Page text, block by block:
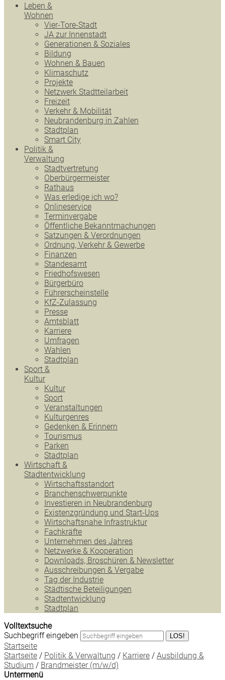
Leben &
Wohnen
Vier-Tore-Stadt
JA zur Innenstadt
Generationen & Soziales
Bildung
Wohnen & Bauen
Klimaschutz
Projekte
Netzwerk Stadtteilarbeit
Freizeit
Verkehr & Mobilität
Neubrandenburg in Zahlen
Stadtplan
Smart City
Politik &
Verwaltung
Stadtvertretung
Oberbürgermeister
Rathaus
Was erledige ich wo?
Onlineservice
Terminvergabe
Öffentliche Bekanntmachungen
Satzungen & Verordnungen
Ordnung, Verkehr & Gewerbe
Finanzen
Standesamt
Friedhofswesen
Bürgerbüro
Führerscheinstelle
KfZ-Zulassung
Presse
Amtsblatt
Karriere
Umfragen
Wahlen
Stadtplan
Sport &
Kultur
Kultur
Sport
Veranstaltungen
Kulturgenres
Gedenken & Erinnern
Tourismus
Parken
Stadtplan
Wirtschaft &
Stadtentwicklung
Wirtschaftsstandort
Branchenschwerpunkte
Investieren in Neubrandenburg
Existenzgründung und Start-Ups
Wirtschaftsnahe Infrastruktur
Fachkräfte
Unternehmen des Jahres
Netzwerke & Kooperation
Downloads, Broschüren & Newsletter
Ausschreibungen & Vergabe
Tag der Industrie
Städtische Beteiligungen
Stadtentwicklung
Stadtplan
Volltextsuche
Suchbegriff eingeben
LOS!
Startseite
Startseite / Politik & Verwaltung / Karriere / Ausbildung &
Studium / Brandmeister (m/w/d)
Untermenü